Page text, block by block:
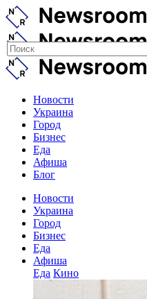
Новости
Украина
Город
Бизнес
Еда
Афиша
Блог
Новости
Украина
Город
Бизнес
Еда
Афиша
Еда Кино